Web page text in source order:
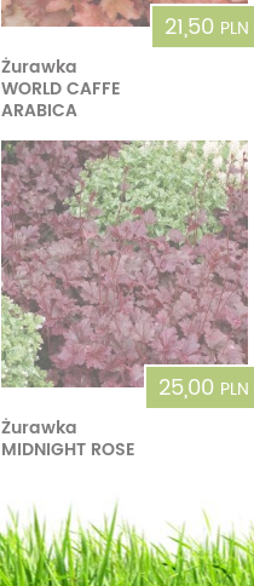
21,50 PLN
Żurawka
WORLD CAFFE
ARABICA
25,00 PLN
Żurawka
MIDNIGHT ROSE